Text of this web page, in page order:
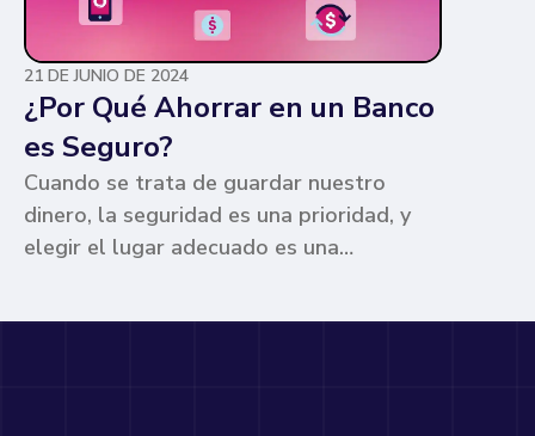
21 DE JUNIO DE 2024
¿Por Qué Ahorrar en un Banco
es Seguro?
Cuando se trata de guardar nuestro
dinero, la seguridad es una prioridad, y
elegir el lugar adecuado es una